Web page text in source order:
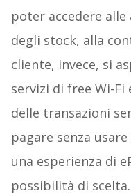
poter accedere
degli stock, alla
cliente, invece, si
servizi di free Wi-Fi
delle transazioni
pagare senza
una esperienza di
possibilità di